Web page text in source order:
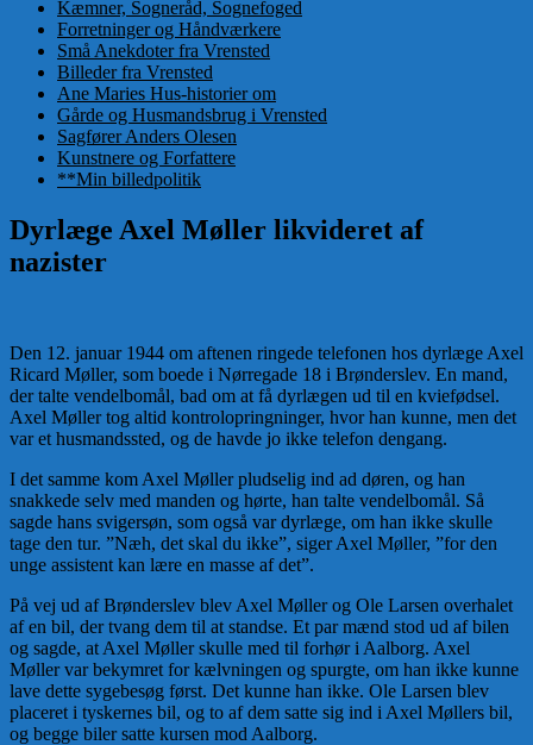
Kæmner, Sogneråd, Sognefoged
Forretninger og Håndværkere
Små Anekdoter fra Vrensted
Billeder fra Vrensted
Ane Maries Hus-historier om
Gårde og Husmandsbrug i Vrensted
Sagfører Anders Olesen
Kunstnere og Forfattere
**Min billedpolitik
Dyrlæge Axel Møller likvideret af
nazister
Den 12. januar 1944 om aftenen ringede telefonen hos dyrlæge Axel
Ricard Møller, som boede i Nørregade 18 i Brønderslev. En mand,
der talte vendelbomål, bad om at få dyrlægen ud til en kviefødsel.
Axel Møller tog altid kontrolopringninger, hvor han kunne, men det
var et husmandssted, og de havde jo ikke telefon dengang.
I det samme kom Axel Møller pludselig ind ad døren, og han
snakkede selv med manden og hørte, han talte vendelbomål. Så
sagde hans svigersøn, som også var dyrlæge, om han ikke skulle
tage den tur. ”Næh, det skal du ikke”, siger Axel Møller, ”for den
unge assistent kan lære en masse af det”.
På vej ud af Brønderslev blev Axel Møller og Ole Larsen overhalet
af en bil, der tvang dem til at standse. Et par mænd stod ud af bilen
og sagde, at Axel Møller skulle med til forhør i Aalborg. Axel
Møller var bekymret for kælvningen og spurgte, om han ikke kunne
lave dette sygebesøg først. Det kunne han ikke. Ole Larsen blev
placeret i tyskernes bil, og to af dem satte sig ind i Axel Møllers bil,
og begge biler satte kursen mod Aalborg.